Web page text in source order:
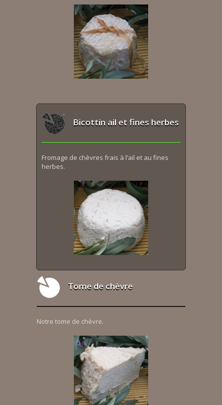
Bicottin ail et fines herbes
Fromage de chèvres frais à l’ail et au fines
herbes.
Tome de chèvre
Notre tome de chèvre.